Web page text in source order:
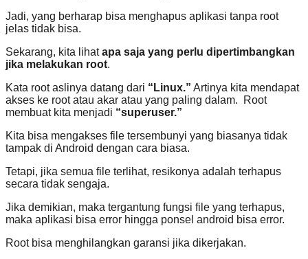
Jadi, yang berharap bisa menghapus aplikasi tanpa root
jelas tidak bisa.
Sekarang, kita lihatapa saja yang perlu dipertimbangkan
jika melakukan root.
Kata root aslinya datang dari “Linux.” Artinya kita mendapat
akses ke root atau akar atau yang paling dalam. Root
membuat kita menjadi “superuser.”
Kita bisa mengakses file tersembunyi yang biasanya tidak
tampak di Android dengan cara biasa.
Tetapi, jika semua file terlihat, resikonya adalah terhapus
secara tidak sengaja.
Jika demikian, maka tergantung fungsi file yang terhapus,
maka aplikasi bisa error hingga ponsel android bisa error.
Root bisa menghilangkan garansi jika dikerjakan.